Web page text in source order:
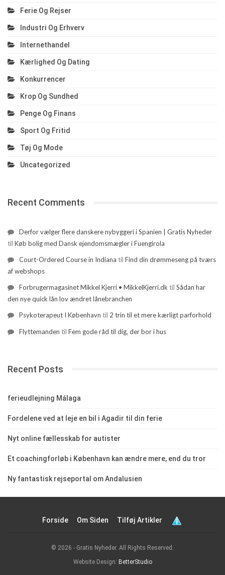
Ferie Og Rejser
Industri Og Erhverv
Internethandel
Kærlighed Og Dating
Konkurrencer
Krop Og Sundhed
Penge Og Finans
Sport Og Fritid
Tøj Og Mode
Uncategorized
Recent Comments
Derfor vælger flere danskere nybyggeri i Spanien | Gratis Nyheder
til Køb bolig med Dansk ejendomsmægler i Fuengirola
Court-Ordered Course in Indiana til Find din drømmeseng på tværs
af webshops
Forbrugermagasinet Mikkel Kjerri • MikkelKjerri.dk til Sådan har
den nye quick lån lov ændret lånebranchen
Psykoterapeut I København til 2 trin til et mere kærligt parforhold
Flyttemanden til Fem gode råd til dig, der bor i hus
Recent Posts
ferieudlejning Málaga
Fordelene ved at leje en bil i Agadir til din ferie
Nyt online fællesskab for autister
Et coachingforløb i København kan ændre mere, end du tror
Ny fantastisk rejseportal om Andalusien
Forside Om Siden Tilføj Artikler
© 2026 - Gratis Nyheder. All Rights Reserved.
Website Design: BetterStudio